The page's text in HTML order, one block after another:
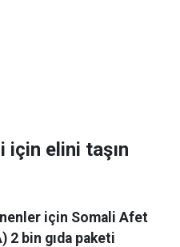
için elini taşın
için Somali Afet
2 bin gıda paketi